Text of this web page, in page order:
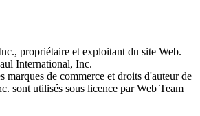
propriétaire et exploitant du site Web.
International, Inc.
marques de commerce et droits d'auteur de
sont utilisés sous licence par Web Team